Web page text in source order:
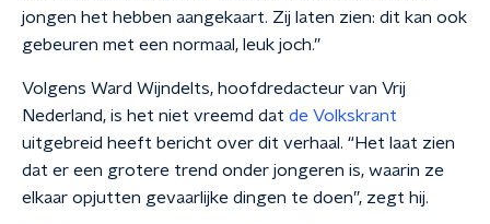
jongen het hebben aangekaart. Zij laten zien: dit kan ook
gebeuren met een normaal, leuk joch.”
Volgens Ward Wijndelts, hoofdredacteur van Vrij
Nederland, is het niet vreemd dat de Volkskrant
uitgebreid heeft bericht over dit verhaal. “Het laat zien
dat er een grotere trend onder jongeren is, waarin ze
elkaar opjutten gevaarlijke dingen te doen”, zegt hij.